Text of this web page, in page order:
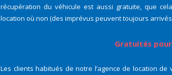
récupération du véhicule est aussi gratuite, que
location où non (des imprévus peuvent toujours
Gratuités
Les clients habitués de notre l’agence de location